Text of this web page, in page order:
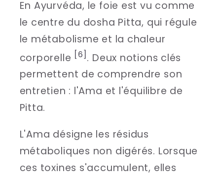
En Ayurvéda, le foie est vu comme
le centre du dosha Pitta, qui régule
le métabolisme et la chaleur
corporelle [6] . Deux notions clés
permettent de comprendre son
entretien : l'Ama et l'équilibre de
Pitta.
L'Ama désigne les résidus
métaboliques non digérés. Lorsque
ces toxines s'accumulent, elles